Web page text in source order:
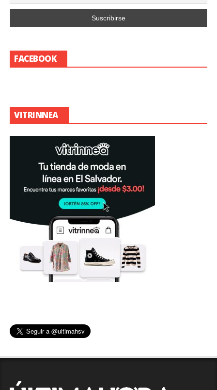
FACEBOOK
VITRINNEA